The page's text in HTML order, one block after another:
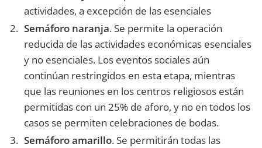
actividades, a excepción de las esenciales
Semáforo naranja. Se permite la operación
reducida de las actividades económicas esenciales
y no esenciales. Los eventos sociales aún
continúan restringidos en esta etapa, mientras
que las reuniones en los centros religiosos están
permitidas con un 25% de aforo, y no en todos los
casos se permiten celebraciones de bodas.
Semáforo amarillo. Se permitirán todas las